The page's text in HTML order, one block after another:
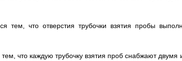
тем, что отверстия трубочки взятия пробы
что каждую трубочку взятия проб снабжают двумя